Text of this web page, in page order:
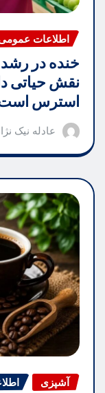
اطلاعات
خنده در رشد
نقش حیاتی
استرس
عادله نیک
آشپزی